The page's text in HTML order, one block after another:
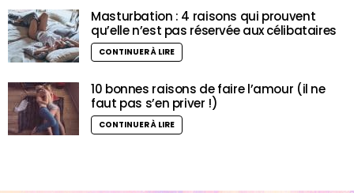
Masturbation : 4 raisons qui prouvent
qu’elle n’est pas réservée aux célibataires
CONTINUER À LIRE
10 bonnes raisons de faire l’amour (il ne
faut pas s’en priver !)
CONTINUER À LIRE